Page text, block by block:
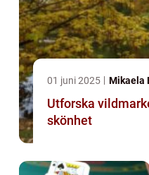
01 juni 2025 Mikaela
Utforska
skönhet